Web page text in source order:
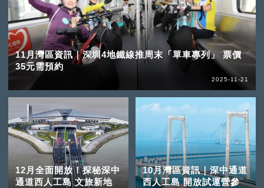
11月灣區資訊｜深圳4地鐵線推周末「單車專列」 票價
35元需預約
2025-11-21
12月全面開放！探秘深中
通道西人工島 文旅新地
10月灣區資訊｜深中通道
西人工島 開放試運營參